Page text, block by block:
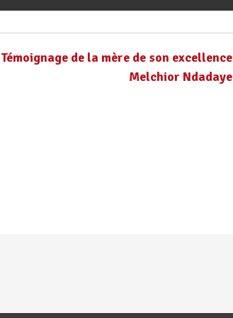
Témoignage de la mère de son excellence
Melchior Ndadaye